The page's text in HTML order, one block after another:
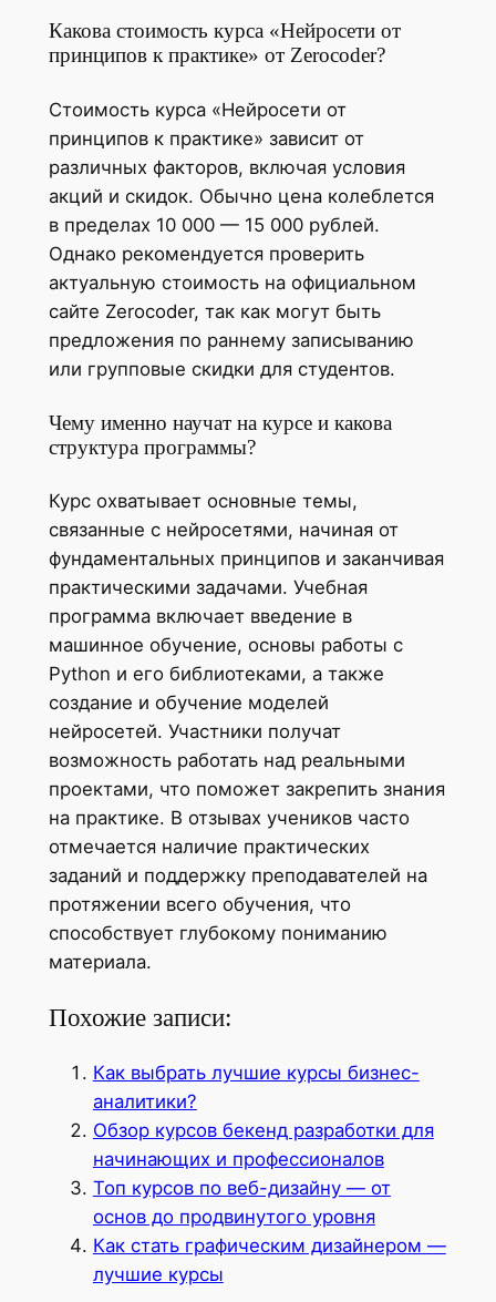
Какова стоимость курса «Нейросети от
принципов к практике» от Zerocoder?
Стоимость курса «Нейросети от
принципов к практике» зависит от
различных факторов, включая условия
акций и скидок. Обычно цена колеблется
в пределах 10 000 — 15 000 рублей.
Однако рекомендуется проверить
актуальную стоимость на официальном
сайте Zerocoder, так как могут быть
предложения по раннему записыванию
или групповые скидки для студентов.
Чему именно научат на курсе и какова
структура программы?
Курс охватывает основные темы,
связанные с нейросетями, начиная от
фундаментальных принципов и заканчивая
практическими задачами. Учебная
программа включает введение в
машинное обучение, основы работы с
Python и его библиотеками, а также
создание и обучение моделей
нейросетей. Участники получат
возможность работать над реальными
проектами, что поможет закрепить знания
на практике. В отзывах учеников часто
отмечается наличие практических
заданий и поддержку преподавателей на
протяжении всего обучения, что
способствует глубокому пониманию
материала.
Похожие записи:
Как выбрать лучшие курсы бизнес-
аналитики?
Обзор курсов бекенд разработки для
начинающих и профессионалов
Топ курсов по веб-дизайну — от
основ до продвинутого уровня
Как стать графическим дизайнером —
лучшие курсы